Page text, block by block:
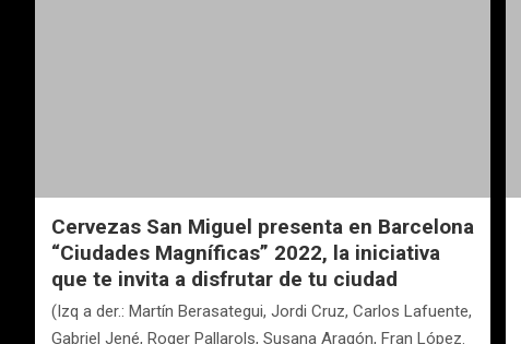
Cervezas San Miguel presenta en Barcelona
“Ciudades Magníficas” 2022, la iniciativa
que te invita a disfrutar de tu ciudad
(Izq a der.: Martín Berasategui, Jordi Cruz, Carlos Lafuente,
Gabriel Jené, Roger Pallarols, Susana Aragón, Fran López.